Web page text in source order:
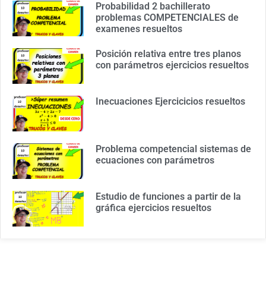
Probabilidad 2 bachillerato
problemas COMPETENCIALES de
examenes resueltos
Posición relativa entre tres planos
con parámetros ejercicios resueltos
Inecuaciones Ejercicicios resueltos
Problema competencial sistemas de
ecuaciones con parámetros
Estudio de funciones a partir de la
gráfica ejercicios resueltos